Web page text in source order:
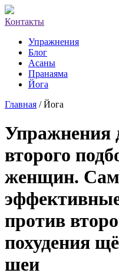
Контакты
Упражнения
Блог
Асаны
Пранаяма
Йога
Главная / Йога
Упражнения
второго
женщин.
против
похудения
шеи